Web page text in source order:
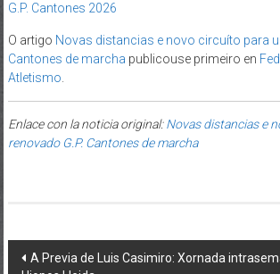
G.P. Cantones 2026
O artigo Novas distancias e novo circuíto para
Cantones de marcha publicouse primeiro en
Atletismo.
Enlace con la noticia original:Novas distancias e
renovado G.P. Cantones de marcha
Post navigation
A Previa de Luis Casimiro: Xornada